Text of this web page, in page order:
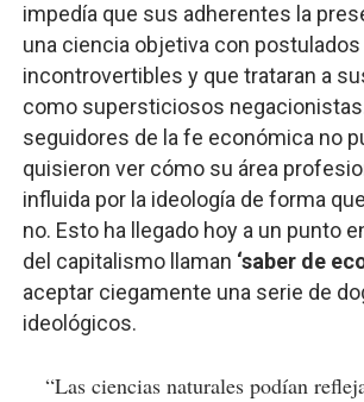
impedía que sus adherentes la
una ciencia objetiva con postulados
incontrovertibles y que trataran a
como supersticiosos
seguidores de la fe económica no
quisieron ver cómo su área
influida por la ideología de forma
no. Esto ha llegado hoy a un punto
del capitalismo llaman ‘saber de
aceptar ciegamente una serie de
ideológicos.
“Las ciencias naturales podían